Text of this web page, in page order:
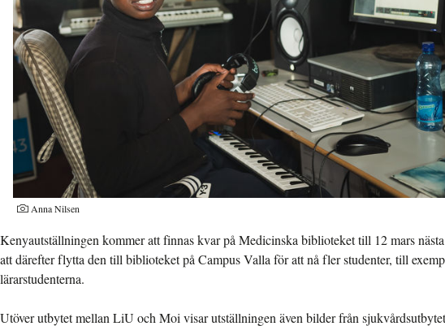
Anna Nilsen
Kenyautställningen kommer att finnas kvar på Medicinska biblioteket till 12 mars
att därefter flytta den till biblioteket på Campus Valla för att nå fler studenter, till
lärarstudenterna.
Utöver utbytet mellan LiU och Moi visar utställningen även bilder från